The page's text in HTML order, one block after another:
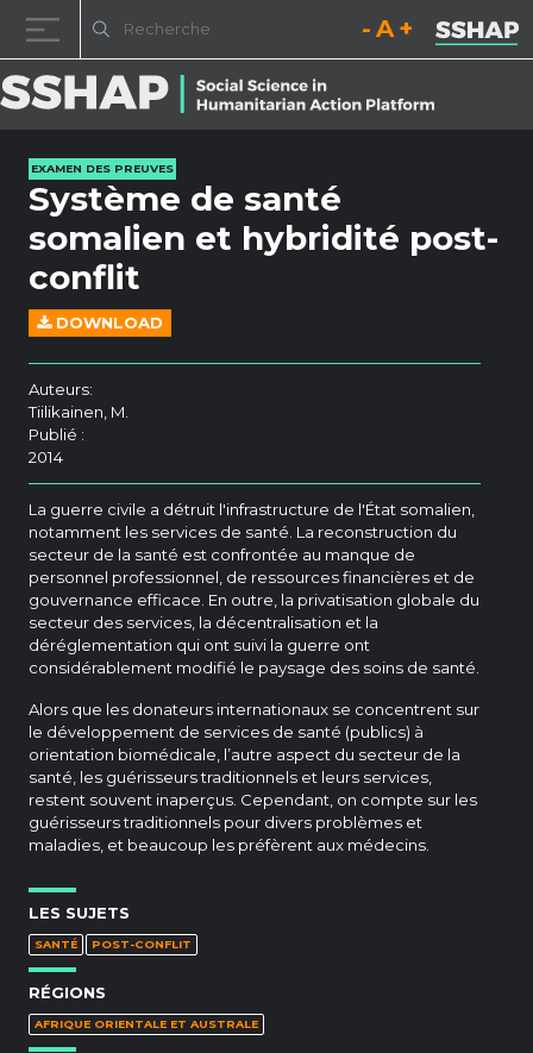
Diminuez la taille de la
Réinitialisez la
EXAMEN DES PREUVES
Système de santé
somalien et hybridité post-
conflit
DOWNLOAD
Auteurs:
Tiilikainen, M.
Publié :
2014
La guerre civile a détruit l'infrastructure de l'État somalien,
notamment les services de santé. La reconstruction du
secteur de la santé est confrontée au manque de
personnel professionnel, de ressources financières et de
gouvernance efficace. En outre, la privatisation globale du
secteur des services, la décentralisation et la
déréglementation qui ont suivi la guerre ont
considérablement modifié le paysage des soins de santé.
Alors que les donateurs internationaux se concentrent sur
le développement de services de santé (publics) à
orientation biomédicale, l’autre aspect du secteur de la
santé, les guérisseurs traditionnels et leurs services,
restent souvent inaperçus. Cependant, on compte sur les
guérisseurs traditionnels pour divers problèmes et
maladies, et beaucoup les préfèrent aux médecins.
LES SUJETS
SANTÉ POST-CONFLIT
RÉGIONS
AFRIQUE ORIENTALE ET AUSTRALE